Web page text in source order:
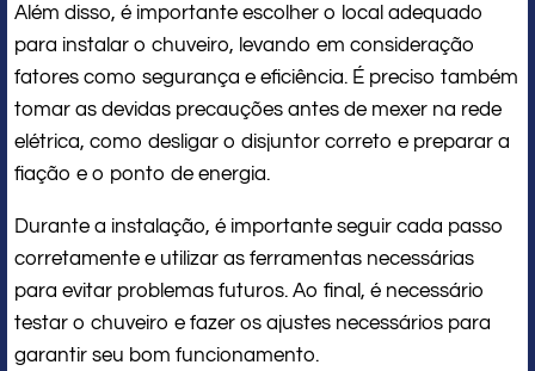
Além disso, é importante escolher o local adequado
para instalar o chuveiro, levando em consideração
fatores como segurança e eficiência. É preciso também
tomar as devidas precauções antes de mexer na rede
elétrica, como desligar o disjuntor correto e preparar a
fiação e o ponto de energia.
Durante a instalação, é importante seguir cada passo
corretamente e utilizar as ferramentas necessárias
para evitar problemas futuros. Ao final, é necessário
testar o chuveiro e fazer os ajustes necessários para
garantir seu bom funcionamento.